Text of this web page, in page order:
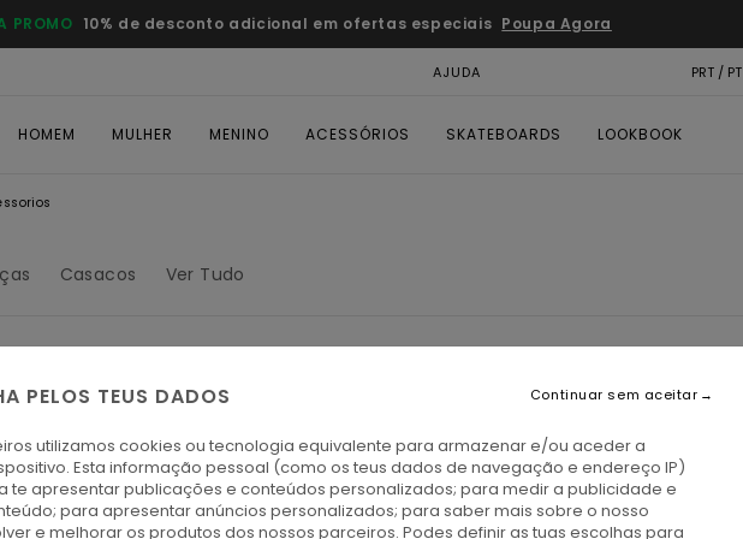
PROMO 10% de desconto adicional em ofertas especiais Poupa Agora
AJUDA PRT / PT
HOMEM MULHER MENINO ACESSÓRIOS SKATEBOARDS LOOKBOOK
Casacos Ver Tudo
em breve
PELOS TEUS DADOS
utilizamos cookies ou tecnologia equivalente para armazenar e/ou aceder a
Esta informação pessoal (como os teus dados de navegação e endereço IP)
te apresentar publicações e conteúdos personalizados; para medir a publicidade e
para apresentar anúncios personalizados; para saber mais sobre o nosso
e melhorar os produtos dos nossos parceiros. Podes definir as tuas escolhas para
Continuar sem aceitar